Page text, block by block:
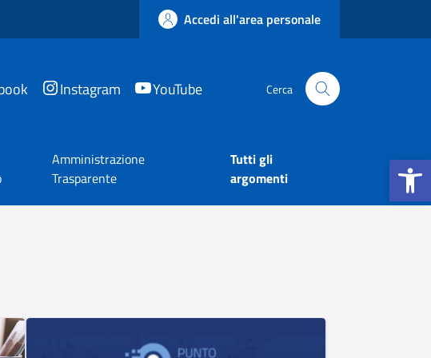
Apri la
Accedi all'area personale
Instagram YouTube Cerca
Amministrazione
Trasparente
Tutti gli
argomenti